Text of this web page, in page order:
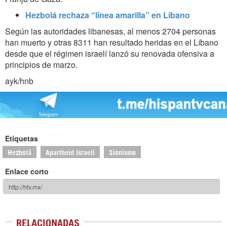
Hezbolá rechaza “línea amarilla” en Líbano
Según las autoridades libanesas, al menos 2704 personas
han muerto y otras 8311 han resultado heridas en el Líbano
desde que el régimen israelí lanzó su renovada ofensiva a
principios de marzo.
ayk/hnb
Etiquetas
Hezbolá Apartheid Israelí Sionismo
Enlace corto
RELACIONADAS